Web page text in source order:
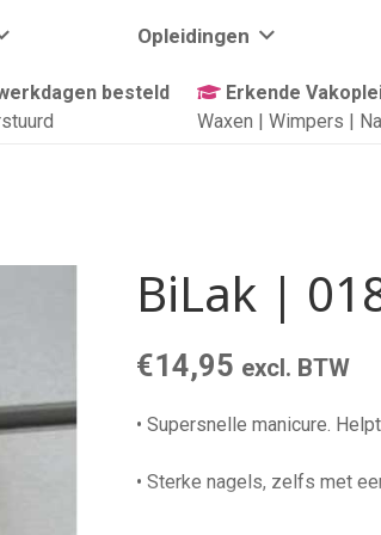
Opleidingen
besteld
Erkende
Waxen | Wimpers |
BiLak |
€14,95 excl. BTW
• Supersnelle manicure.
• Sterke nagels, zelfs met